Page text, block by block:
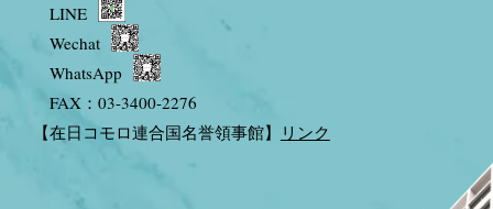
LINE
Wechat
WhatsApp
FAX：03-3400-2276
【在日コモロ連合国名誉領事館】 リンク